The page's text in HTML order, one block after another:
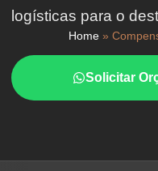
logísticas para o
Home »
Solicitar